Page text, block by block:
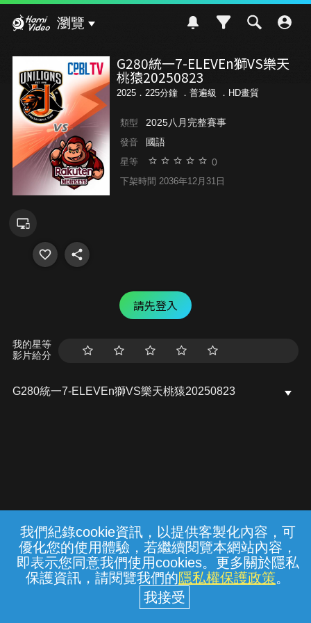
我們紀錄cookie資訊，以提供客製化內容，可
優化您的使用體驗，若繼續閱覽本網站內容，
即表示您同意我們使用cookies。更多關於隱私
保護資訊，請閱覽我們的隱私權保護政策。
瀏覽
G280統一7-ELEVEn獅VS樂天
桃猿20250823
2025．225分鐘 ． 普遍級 ．HD畫質
類型 2025八月完整賽事
發音 國語
星等 0
下架時間 2036年12月31日
請先登入
我的星等
影片給分
G280統一7-ELEVEn獅VS樂天桃猿20250823
常見問題 線上客服 服務條款 隱私權保護
中華電信股份有限公司個人家庭分公司
(統一編號：96979949) © 2026
{{notifyMsg}}